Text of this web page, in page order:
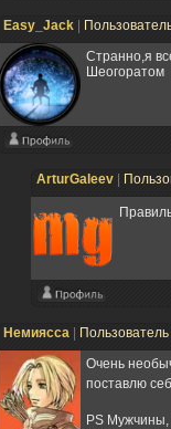
Easy_Jack
Странно,я
Шеогоратом
ArturGaleev
Немиясса
Пользователь
Очень
поставлю
PS Мужчины,